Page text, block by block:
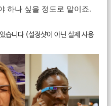
하나 싶을 정도로 말이죠.
습니다 (설정샷이 아닌 실제 사용